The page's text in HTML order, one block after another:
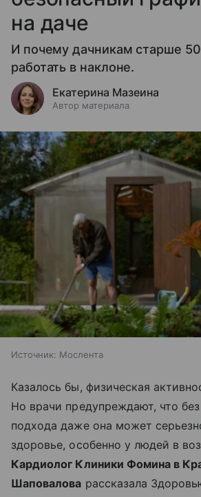
на даче
И почему дачникам старше
работать в наклоне.
Екатерина Мазеина
Автор материала
Источник: Мослента
Казалось бы, физическая
Но врачи предупреждают, что
подхода даже она может
здоровье, особенно у людей в
Кардиолог Клиники Фомина в
Шаповалова рассказала